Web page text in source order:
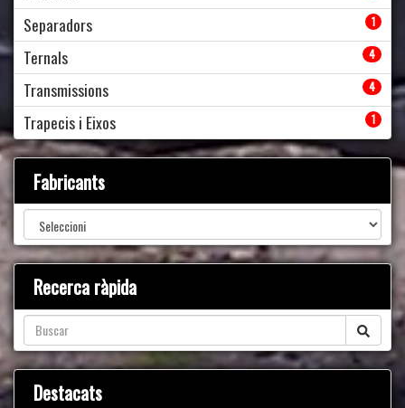
Separadors 1
Ternals 4
Transmissions 4
Trapecis i Eixos 1
Fabricants
Recerca ràpida
Destacats